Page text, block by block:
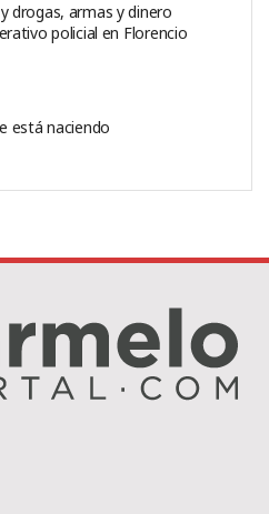
drogas, armas y dinero
policial en Florencio
está naciendo